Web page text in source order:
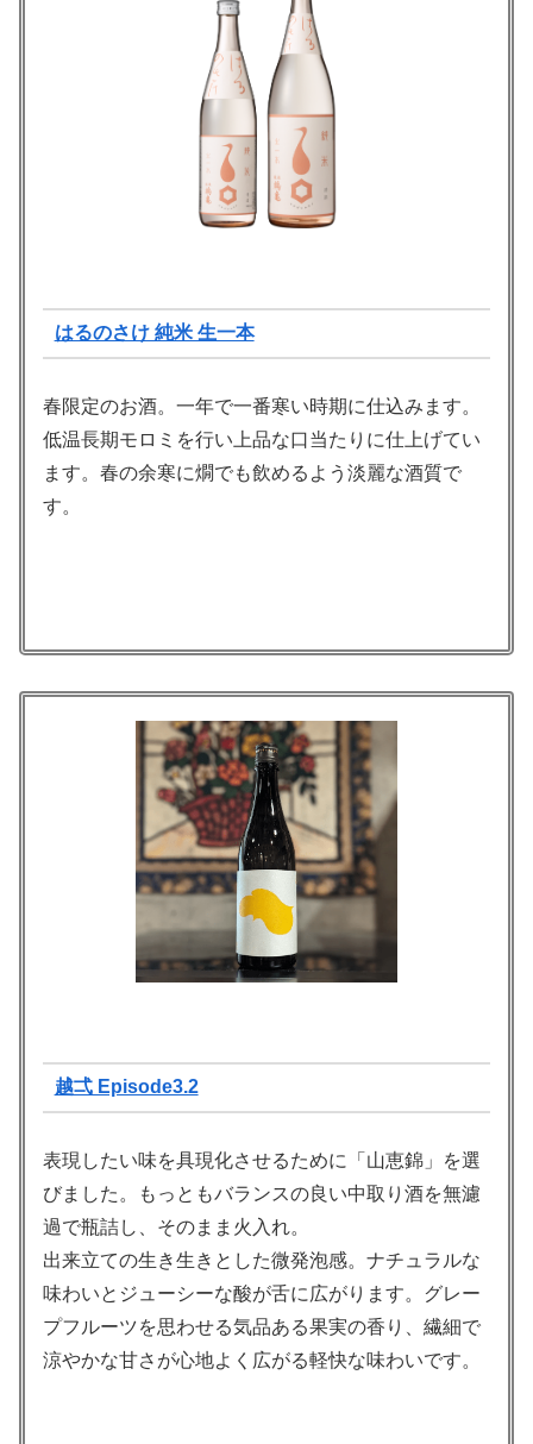
はるのさけ 純米 生一本
春限定のお酒。一年で一番寒い時期に仕込みます。
低温長期モロミを行い上品な口当たりに仕上げてい
ます。春の余寒に燗でも飲めるよう淡麗な酒質で
す。
越弌 Episode3.2
表現したい味を具現化させるために「山恵錦」を選
びました。もっともバランスの良い中取り酒を無濾
過で瓶詰し、そのまま火入れ。
出来立ての生き生きとした微発泡感。ナチュラルな
味わいとジューシーな酸が舌に広がります。グレー
プフルーツを思わせる気品ある果実の香り、繊細で
涼やかな甘さが心地よく広がる軽快な味わいです。